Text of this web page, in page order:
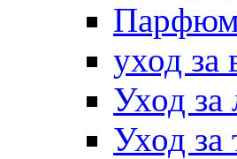
уход за
Уход за
Уход за